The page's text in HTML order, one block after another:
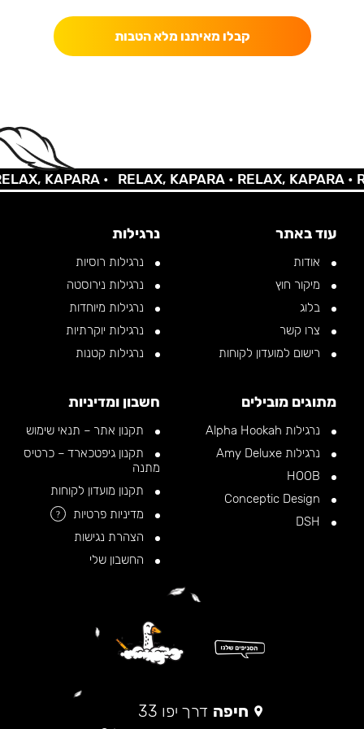
קבלו מאיתנו מלא הטבות
KAPARA • RELAX, KAPARA •RELAX, KAPARA •
עוד באתר
אודות
מיקור חוץ
בלוג
צרו קשר
רישום למועדון לקוחות
נרגילות
נרגילות רוסיות
נרגילות נירוסטה
נרגילות מיוחדות
נרגילות יוקרתיות
נרגילות קטנות
מתוגים מובילים
נרגילות Alpha Hookah
נרגילות Amy Deluxe
חשבון ומדיניות
תקנון אתר – תנאי שימוש
תקנון גיפטכארד – כרטיס
מתנה
תקנון מועדון לקוחות
מדיניות פרטיות
?
הצהרת נגישות
החשבון שלי
חיפה דרך יפו 33